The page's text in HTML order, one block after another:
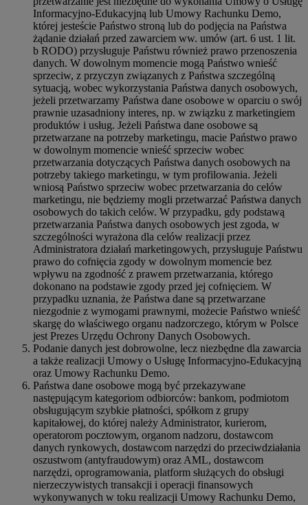
Informacyjno-Edukacyjną lub Umowy Rachunku Demo,
której jesteście Państwo stroną lub do podjęcia na Państwa
żądanie działań przed zawarciem ww. umów (art. 6 ust. 1 lit.
b RODO) przysługuje Państwu również prawo przenoszenia
danych. W dowolnym momencie mogą Państwo wnieść
sprzeciw, z przyczyn związanych z Państwa szczególną
sytuacją, wobec wykorzystania Państwa danych osobowych,
jeżeli przetwarzamy Państwa dane osobowe w oparciu o swój
prawnie uzasadniony interes, np. w związku z marketingiem
produktów i usług. Jeżeli Państwa dane osobowe są
przetwarzane na potrzeby marketingu, macie Państwo prawo
w dowolnym momencie wnieść sprzeciw wobec
przetwarzania dotyczących Państwa danych osobowych na
potrzeby takiego marketingu, w tym profilowania. Jeżeli
wniosą Państwo sprzeciw wobec przetwarzania do celów
marketingu, nie będziemy mogli przetwarzać Państwa danych
osobowych do takich celów. W przypadku, gdy podstawą
przetwarzania Państwa danych osobowych jest zgoda, w
szczególności wyrażona dla celów realizacji przez
Administratora działań marketingowych, przysługuje Państwu
prawo do cofnięcia zgody w dowolnym momencie bez
wpływu na zgodność z prawem przetwarzania, którego
dokonano na podstawie zgody przed jej cofnięciem. W
przypadku uznania, że Państwa dane są przetwarzane
niezgodnie z wymogami prawnymi, możecie Państwo wnieść
skargę do właściwego organu nadzorczego, którym w Polsce
jest Prezes Urzędu Ochrony Danych Osobowych.
Podanie danych jest dobrowolne, lecz niezbędne dla zawarcia
a także realizacji Umowy o Usługę Informacyjno-Edukacyjną
oraz Umowy Rachunku Demo.
Państwa dane osobowe mogą być przekazywane
następującym kategoriom odbiorców: bankom, podmiotom
obsługującym szybkie płatności, spółkom z grupy
kapitałowej, do której należy Administrator, kurierom,
operatorom pocztowym, organom nadzoru, dostawcom
danych rynkowych, dostawcom narzędzi do przeciwdziałania
oszustwom (antyfraudowym) oraz AML, dostawcom
narzędzi, oprogramowania, platform służących do obsługi
nierzeczywistych transakcji i operacji finansowych
wykonywanych w toku realizacji Umowy Rachunku Demo,